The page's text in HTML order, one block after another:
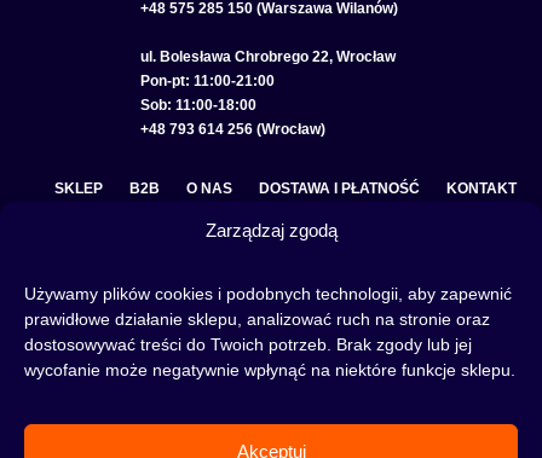
Zarządzaj zgodą
Używamy plików cookies i podobnych technologii, aby zapewnić
prawidłowe działanie sklepu, analizować ruch na stronie oraz
dostosowywać treści do Twoich potrzeb. Brak zgody lub jej
wycofanie może negatywnie wpłynąć na niektóre funkcje sklepu.
Akceptuj
+48 575 285 150 (Warszawa Wilanów)
ul. Bolesława Chrobrego 22, Wrocław
Pon-pt: 11:00-21:00
Sob: 11:00-18:00
+48 793 614 256 (Wrocław)
SKLEP B2B O NAS DOSTAWA I PŁATNOŚĆ KONTAKT
POLITYKA PRYWATNOŚCI
, czytytoń do shishy